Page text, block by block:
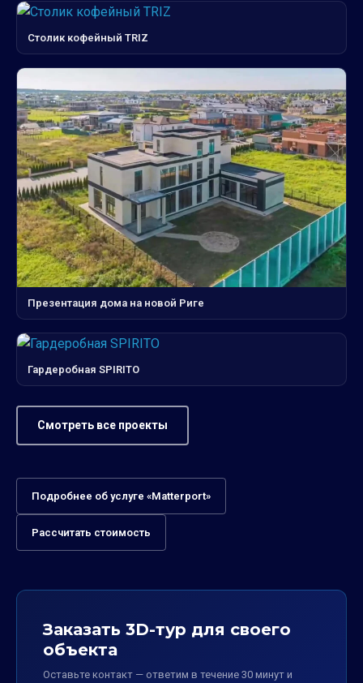
Столик кофейный TRIZ
Презентация дома на новой Риге
Гардеробная SPIRITO
Смотреть все проекты
Подробнее об услуге «Matterport»
Рассчитать стоимость
Заказать 3D-тур для своего
объекта
Оставьте контакт — ответим в течение 30 минут и